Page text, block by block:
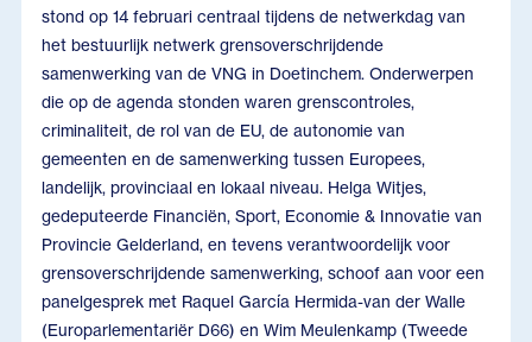
stond op 14 februari centraal tijdens de netwerkdag van
het bestuurlijk netwerk grensoverschrijdende
samenwerking van de VNG in Doetinchem. Onderwerpen
die op de agenda stonden waren grenscontroles,
criminaliteit, de rol van de EU, de autonomie van
gemeenten en de samenwerking tussen Europees,
landelijk, provinciaal en lokaal niveau. Helga Witjes,
gedeputeerde Financiën, Sport, Economie & Innovatie van
Provincie Gelderland, en tevens verantwoordelijk voor
grensoverschrijdende samenwerking, schoof aan voor een
panelgesprek met Raquel García Hermida-van der Walle
(Europarlementariër D66) en Wim Meulenkamp (Tweede